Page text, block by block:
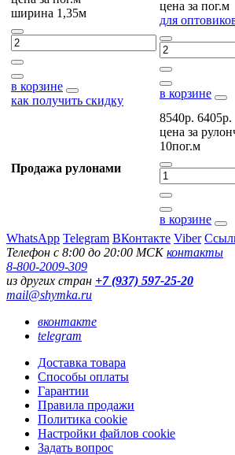
ширина 1,35м
в корзине
как получить скидку
цена за пог.м
для
в корзине
Продажа рулонами
8540р. 6405р.
цена за
10пог.м
в корзине
WhatsApp Telegram ВКонтакте Viber
Телефон с 8:00 до 20:00 МСКконтакты
8-800-2009-309
из других стран +7 (937) 597-25-20
mail@shymka.ru
вконтакте
telegram
Доставка товара
Способы оплаты
Гарантии
Правила продажи
Политика cookie
Настройки файлов cookie
Задать вопрос